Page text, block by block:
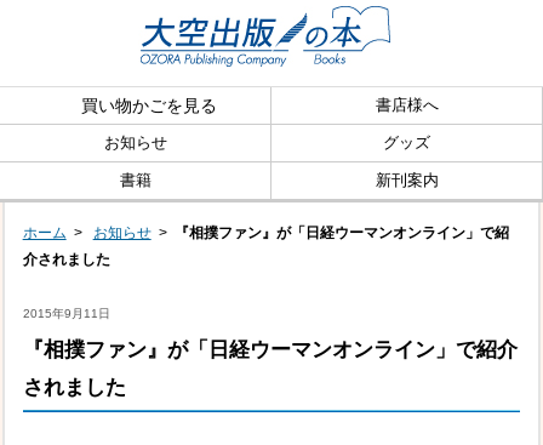
買い物かごを見る 書店様へ
お知らせ グッズ
書籍 新刊案内
ホーム > お知らせ>
『相撲ファン』が「日経ウーマンオンライン」で紹
介されました
2015年9月11日
『相撲ファン』が「日経ウーマンオンライン」で紹介
されました